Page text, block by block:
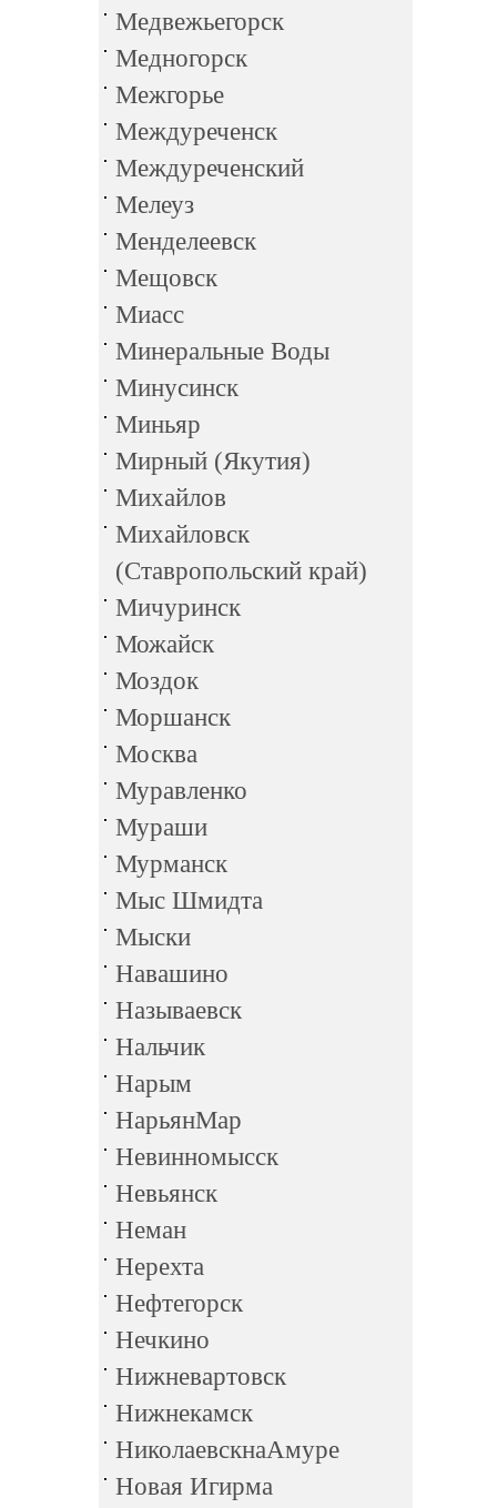
Медвежьегорск
Медногорск
Межгорье
Междуреченск
Междуреченский
Мелеуз
Менделеевск
Мещовск
Миасс
Минеральные Воды
Минусинск
Миньяр
Мирный (Якутия)
Михайлов
Михайловск
(Ставропольский край)
Мичуринск
Можайск
Моздок
Моршанск
Москва
Муравленко
Мураши
Мурманск
Мыс Шмидта
Мыски
Навашино
Называевск
Нальчик
Нарым
НарьянМар
Невинномысск
Невьянск
Неман
Нерехта
Нефтегорск
Нечкино
Нижневартовск
Нижнекамск
НиколаевскнаАмуре
Новая Игирма